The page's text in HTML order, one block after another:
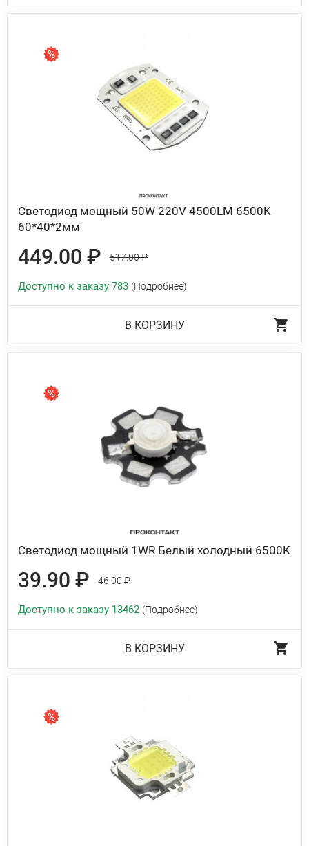
Светодиод мощный 50W 220V 4500LM 6500K
60*40*2мм
449.00 ₽ 517.00 ₽
Доступно к заказу 783 (Подробнее)
В КОРЗИНУ
Светодиод мощный 1WR Белый холодный 6500K
39.90 ₽ 46.00 ₽
Доступно к заказу 13462 (Подробнее)
В КОРЗИНУ